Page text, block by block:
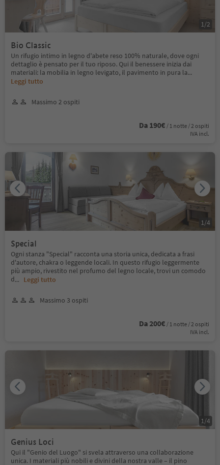
Bio Classic
Un rifugio intimo in legno d'abete reso 100% naturale, dove ogni
dettaglio è pensato per il tuo riposo. Qui il benessere inizia dai
materiali: la mobilia in legno levigato, il pavimento in pura la...
Leggi tutto
Massimo 2 ospiti
Da 190€ / 1 notte / 2 ospiti
IVA incl.
1 /2
Special
Ogni stanza "Special" racconta una storia unica, dedicata a frasi
d'autore, chakra o leggende locali. In questo rifugio leggermente
più ampio, rivestito nel profumo del legno locale, trovi un comodo
d... Leggi tutto
Massimo 3 ospiti
Da 200€ / 1 notte / 2 ospiti
IVA incl.
1/4
Genius Loci
Qui il "Genio del Luogo" si svela attraverso una collaborazione
unica. I materiali più nobili e divini della nostra valle – il pino
1 /4